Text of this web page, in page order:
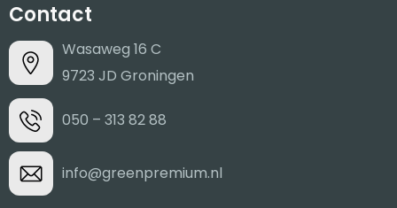
Contact
Wasaweg 16 C
9723 JD Groningen
050 – 313 82 88
info@greenpremium.nl